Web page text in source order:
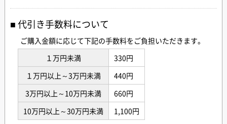
代引き手数料について
ご購入金額に応じて下記の手数料をご負担いただきます。
１万円未満
330円
１万円以上～3万円未満
440円
3万円以上～10万円未満
660円
10万円以上～30万円未満
1,100円